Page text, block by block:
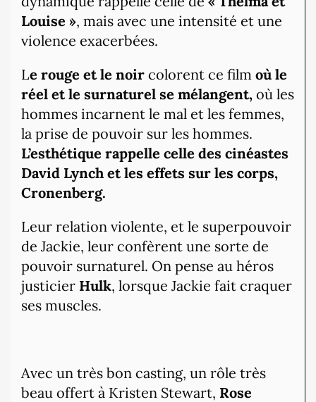
Louise », mais avec une intensité et une
violence exacerbées.
Le rouge et le noir colorent ce film où le
réel et le surnaturel se mélangent, où les
hommes incarnent le mal et les femmes,
la prise de pouvoir sur les hommes.
L’esthétique rappelle celle des cinéastes
David Lynch et les effets sur les corps,
Cronenberg.
Leur relation violente, et le superpouvoir
de Jackie, leur confèrent une sorte de
pouvoir surnaturel. On pense au héros
justicier Hulk, lorsque Jackie fait craquer
ses muscles.
Avec un très bon casting, un rôle très
beau offert à Kristen Stewart, Rose